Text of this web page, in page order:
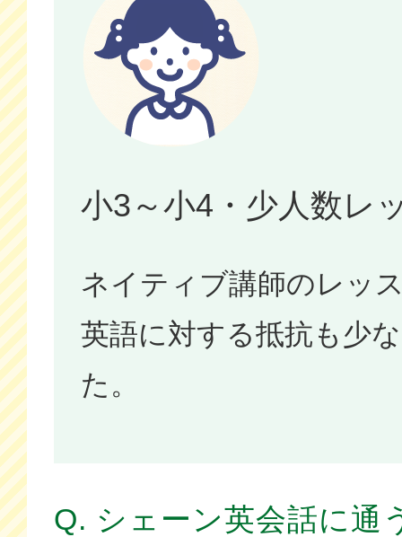
小3～小4・少人数レ
ネイティブ講師のレッ
英語に対する抵抗も少
た。
Q. シェーン英会話に通